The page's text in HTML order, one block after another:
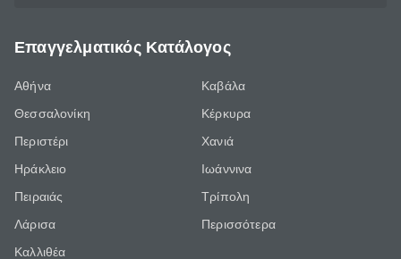
Επαγγελματικός Κατάλογος
Αθήνα
Θεσσαλονίκη
Περιστέρι
Ηράκλειο
Πειραιάς
Λάρισα
Καλλιθέα
Καβάλα
Κέρκυρα
Χανιά
Ιωάννινα
Τρίπολη
Περισσότερα